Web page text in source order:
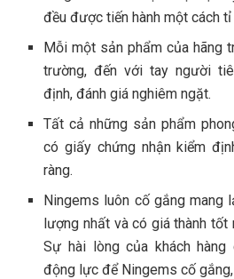
đều được tiến hành một cách tỉ
Mỗi một sản phẩm của hãng
trường, đến với tay người
định, đánh giá nghiêm ngặt.
Tất cả những sản phẩm
có giấy chứng nhận kiểm
ràng.
Ningems luôn cố gắng mang
lượng nhất và có giá thành tốt
Sự hài lòng của khách
động lực để Ningems cố